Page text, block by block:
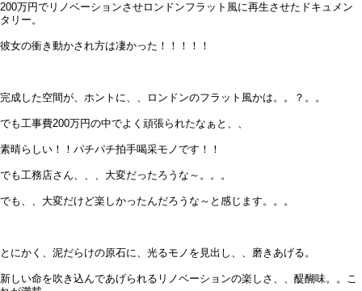
200万円でリノベーションさせロンドンフラット風に再生させたドキュメン
タリー。
彼女の衝き動かされ方は凄かった！！！！！
完成した空間が、ホントに、、ロンドンのフラット風かは。。？。。
でも工事費200万円の中でよく頑張られたなぁと、、
素晴らしい！！パチパチ拍手喝采モノです！！
でも工務店さん、、、大変だったろうな～。。。
でも、、大変だけど楽しかったんだろうな～と感じます。。。
とにかく、泥だらけの原石に、光るモノを見出し、、磨きあげる。
新しい命を吹き込んであげられるリノベーションの楽しさ、、醍醐味。。こ